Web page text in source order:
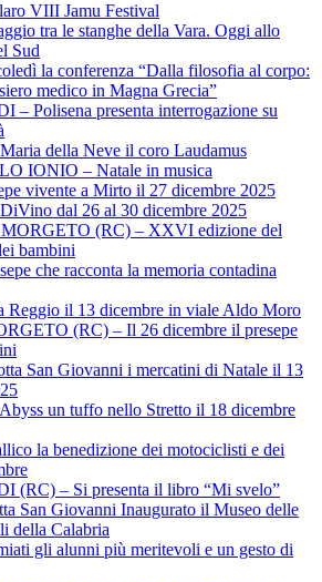
VIII Jamu Festival
tra le stanghe della Vara. Oggi allo
Sud
la conferenza “Dalla filosofia al corpo:
medico in Magna Grecia”
– Polisena presenta interrogazione su
della Neve il coro Laudamus
IONIO – Natale in musica
vivente a Mirto il 27 dicembre 2025
dal 26 al 30 dicembre 2025
(RC) – XXVI edizione del
bambini
che racconta la memoria contadina
Reggio il 13 dicembre in viale Aldo Moro
(RC) – Il 26 dicembre il presepe
San Giovanni i mercatini di Natale il 13
un tuffo nello Stretto il 18 dicembre
la benedizione dei motociclisti e dei
(RC) – Si presenta il libro “Mi svelo”
San Giovanni Inaugurato il Museo delle
della Calabria
gli alunni più meritevoli e un gesto di